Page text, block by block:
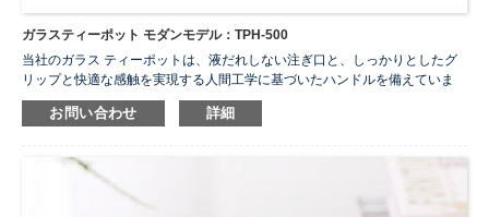
ガラスティーポット モダンモデル：TPH-500
当社のガラス ティーポットは、液だれしない注ぎ口と、しっかりとしたグ
リップと快適な感触を実現する人間工学に基づいたハンドルを備えていま
す。正確な目盛により、ニーズを満たす適切な量の水を正確に作ることが
できます。
モデル:TPH-500
500ml
ティーポットのサイズ:
お問い合わせ 詳細